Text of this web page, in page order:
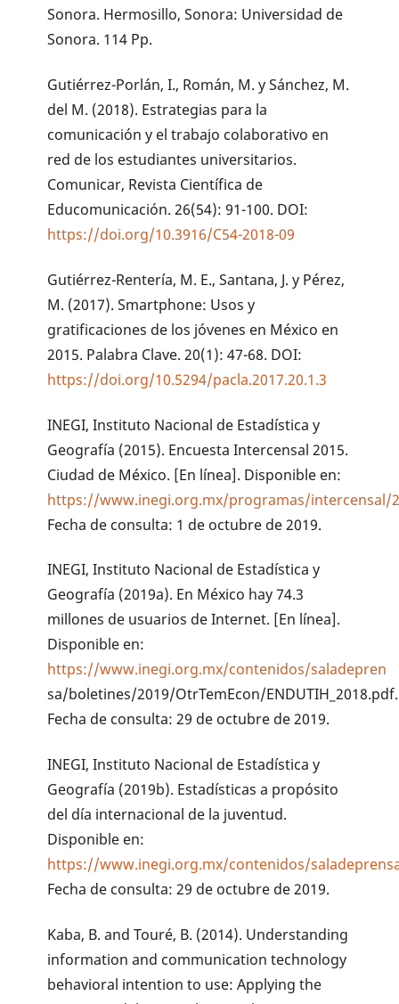
Sonora. Hermosillo, Sonora: Universidad de
Sonora. 114 Pp.
Gutiérrez-Porlán, I., Román, M. y Sánchez, M.
del M. (2018). Estrategias para la
comunicación y el trabajo colaborativo en
red de los estudiantes universitarios.
Comunicar, Revista Científica de
Educomunicación. 26(54): 91-100. DOI:
https://doi.org/10.3916/C54-2018-09
Gutiérrez-Rentería, M. E., Santana, J. y Pérez,
M. (2017). Smartphone: Usos y
gratificaciones de los jóvenes en México en
2015. Palabra Clave. 20(1): 47-68. DOI:
https://doi.org/10.5294/pacla.2017.20.1.3
INEGI, Instituto Nacional de Estadística y
Geografía (2015). Encuesta Intercensal 2015.
Ciudad de México. [En línea]. Disponible en:
https://www.inegi.org.mx/programas/intercensal/
Fecha de consulta: 1 de octubre de 2019.
INEGI, Instituto Nacional de Estadística y
Geografía (2019a). En México hay 74.3
millones de usuarios de Internet. [En línea].
Disponible en:
https://www.inegi.org.mx/contenidos/saladepren
sa/boletines/2019/OtrTemEcon/ENDUTIH_2018.pdf.
Fecha de consulta: 29 de octubre de 2019.
INEGI, Instituto Nacional de Estadística y
Geografía (2019b). Estadísticas a propósito
del día internacional de la juventud.
Disponible en:
https://www.inegi.org.mx/contenidos/
Fecha de consulta: 29 de octubre de 2019.
Kaba, B. and Touré, B. (2014). Understanding
information and communication technology
behavioral intention to use: Applying the